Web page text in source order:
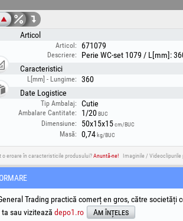
Articol
Articol: 671079
Descriere:
Perie WC-set 1079 / L[mm]:
Caracteristici
L[mm] - Lungime:
360
Date Logistice
Tip Ambalaj: Cutie
Ambalare Cantitate: 1/20BUC
Dimensiune: 50x15x15cm/BUC
Masă: 0,74 kg/BUC
o eroare în caracteristicile produsului?Anuntă-ne! Imaginile / Videoclipurile
Infoline Tehnic & Service
suport@honest.ro
Social
Trading practică comerț en gros, către
sau vizitează depo1.ro Am înțeles